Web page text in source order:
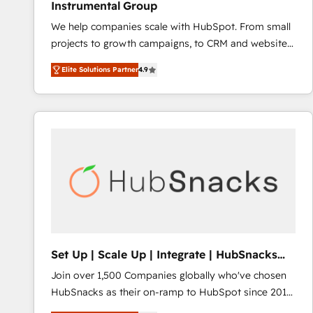
based engagements and ongoing RevOps
partnerships, we guide organizations through the
revenue maturity model - delivering the right
improvements at the right time so operations
evolve strategically and sustainably as the business
grows.
Instrumental Group
We help companies scale with HubSpot. From small
projects to growth campaigns, to CRM and websites.
Hire an agency that's experienced in every inch of
HubSpot and willing to work hand-in-hand with your
team to simplify the complex and build a better
experience for your team and customers.
Elite Solutions Partner4.9
Set Up | Scale Up | Integrate | HubSnacks
FlexPlan
Join over 1,500 Companies globally who've chosen
HubSnacks as their on-ramp to HubSpot since 2014
Simple pay-as-you-go plans that accelerate value...